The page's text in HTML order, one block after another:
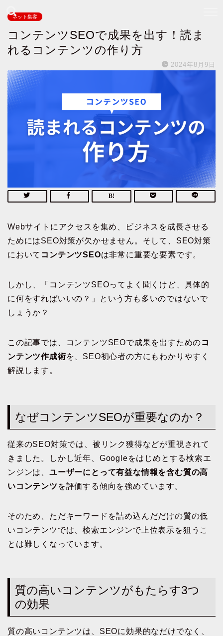
ネット集客
コンテンツSEOで成果を出す！読ま
れるコンテンツの作り方
2024年8月9日
Webサイトにアクセスを集め、ビジネスを成長させる
ためにはSEO対策が欠かせません。そして、SEO対策
において コンテンツSEOは非常に重要な要素です。
しかし、「コンテンツSEOってよく聞くけど、具体的
に何をすればいいの？」という方も多いのではないで
しょうか？
この記事では、コンテンツSEOで成果を出すためのコ
ンテンツ作成術を、SEO初心者の方にもわかりやすく
解説します。
なぜコンテンツSEOが重要なのか？
従来のSEO対策では、被リンク獲得などが重視されて
きました。しかし近年、Googleをはじめとする検索エ
ンジンは、 ユーザーにとって有益な情報を含む質の高
いコンテンツ を評価する傾向を強めています。
そのため、ただキーワードを詰め込んだだけの質の低
いコンテンツでは、検索エンジンで上位表示を狙うこ
とは難しくなっています。
質の高いコンテンツがもたらす3つ
の効果
質の高いコンテンツは、SEOに効果的なだけでなく、